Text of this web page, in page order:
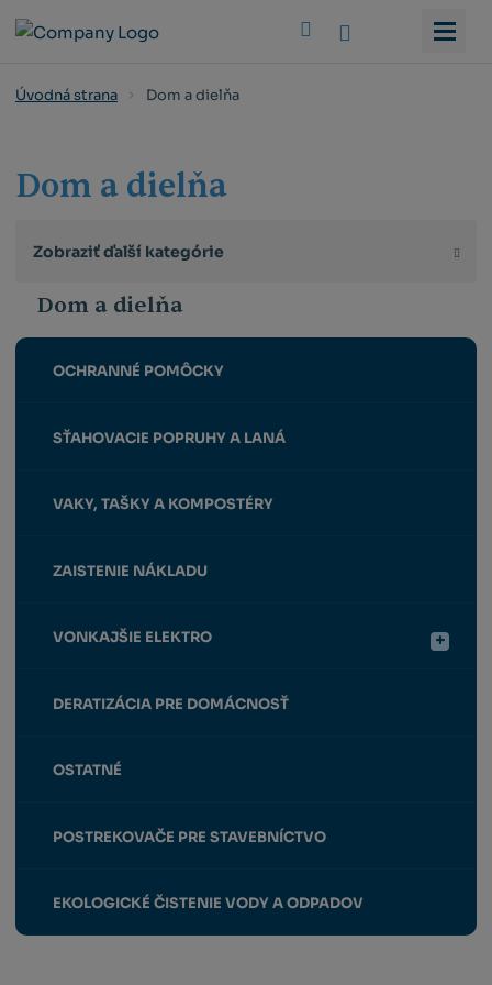
Úvodná strana Dom a dielňa
Dom a dielňa
Zobraziť ďalší kategórie
Dom a dielňa
OCHRANNÉ POMÔCKY
SŤAHOVACIE POPRUHY A LANÁ
VAKY, TAŠKY A KOMPOSTÉRY
ZAISTENIE NÁKLADU
VONKAJŠIE ELEKTRO
DERATIZÁCIA PRE DOMÁCNOSŤ
OSTATNÉ
POSTREKOVAČE PRE STAVEBNÍCTVO
EKOLOGICKÉ ČISTENIE VODY A ODPADOV